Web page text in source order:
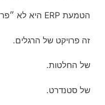
הטמעת ERP היא לא ״פרויקט של מערכת״.
זה פרויקט של הרגלים.
של החלטות.
של סטנדרט.